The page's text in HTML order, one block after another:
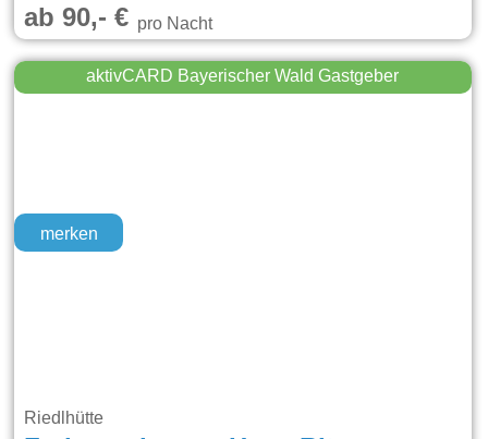
ab 90,- €pro Nacht
merken
aktivCARD Bayerischer Wald Gastgeber
Riedlhütte